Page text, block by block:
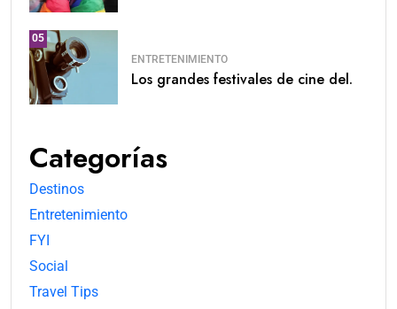
05
ENTRETENIMIENTO
Los grandes festivales de cine del.
Categorías
Destinos
Entretenimiento
FYI
Social
Travel Tips